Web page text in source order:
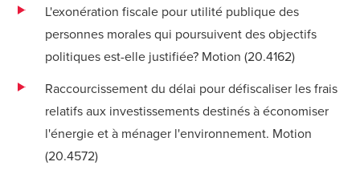
L'exonération fiscale pour utilité publique des
personnes morales qui poursuivent des objectifs
politiques est-elle justifiée? Motion (20.4162)
Raccourcissement du délai pour défiscaliser les frais
relatifs aux investissements destinés à économiser
l'énergie et à ménager l'environnement. Motion
(20.4572)